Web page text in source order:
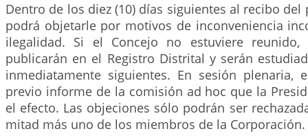
Dentro de los diez (10) días siguientes al recibo del
podrá objetarle por motivos de inconveniencia
ilegalidad. Si el Concejo no estuviere reunido,
publicarán en el Registro Distrital y serán
inmediatamente siguientes. En sesión plenaria,
previo informe de la comisión ad hoc que la
el efecto. Las objeciones sólo podrán ser
mitad más uno de los miembros de la Corporación.